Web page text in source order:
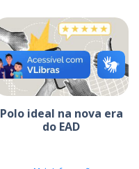
Polo ideal na nova era
do EAD